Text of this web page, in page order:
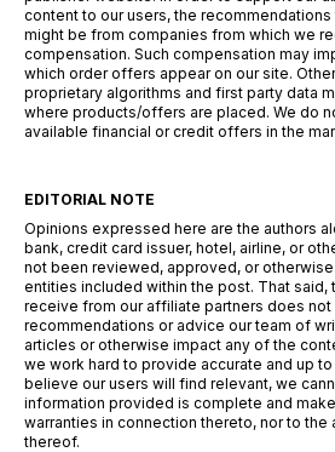
content to our users, the
might be from companies from which we
compensation. Such compensation may
which order offers appear on our site.
proprietary algorithms and first party data
where products/offers are placed. We do
available financial or credit offers in the
EDITORIAL NOTE
Opinions expressed here are the authors
bank, credit card issuer, hotel, airline, or
not been reviewed, approved, or
entities included within the post. That said,
receive from our affiliate partners does not
recommendations or advice our team of
articles or otherwise impact any of the
we work hard to provide accurate and up
believe our users will find relevant, we
information provided is complete and
warranties in connection thereto, nor to
thereof.